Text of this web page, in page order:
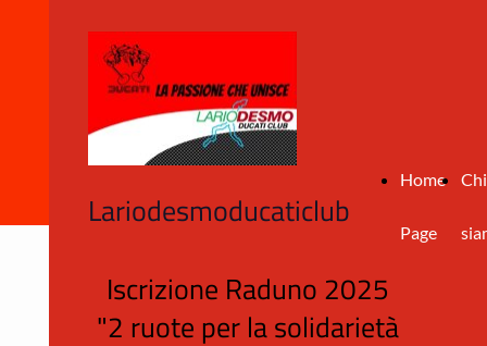
Home
Page
Chi
Lariodesmoducaticlub
Iscrizione Raduno 2025
"2 ruote per la solidarietà